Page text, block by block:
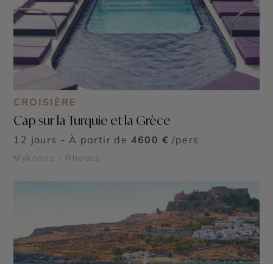
CROISIÈRE
Cap sur la Turquie et la Grèce
12 jours - À partir de 4600 € /pers
Mykonos - Rhodes